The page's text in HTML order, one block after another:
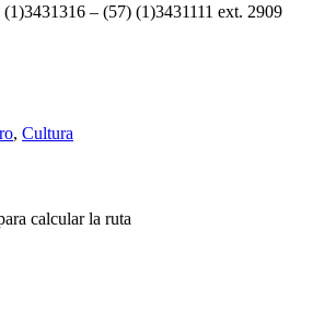
(1)3431316 – (57) (1)3431111 ext. 2909
, Cultura
calcular la ruta